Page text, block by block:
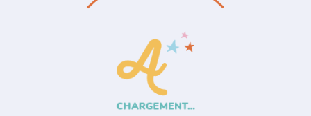
CHARGEMENT...